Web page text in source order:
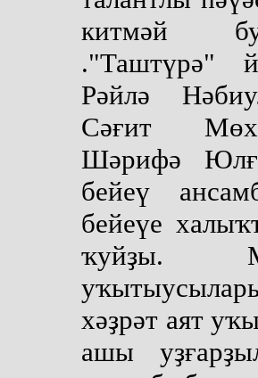
китмәй
."Таштүрә"
Рәйлә
Сәғит
Шәрифә
бейеү
бейеүе
ҡуйҙы.
хәҙрәт аят
ашы